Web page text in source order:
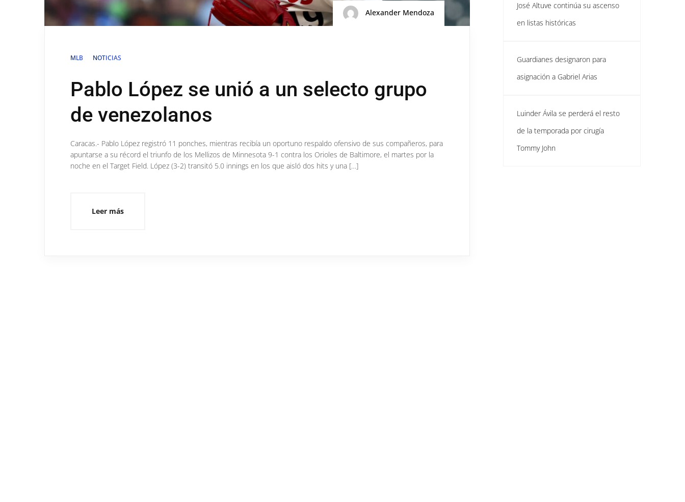
Alexander Mendoza
MLB NOTICIAS
Pablo López se unió a un selecto grupo
de venezolanos
Caracas.- Pablo López registró 11 ponches, mientras recibía un oportuno respaldo ofensivo de sus compañeros, para
apuntarse a su récord el triunfo de los Mellizos de Minnesota 9-1 contra los Orioles de Baltimore, el martes por la
noche en el Target Field. López (3-2) transitó 5.0 innings en los que aisló dos hits y una […]
Leer más
José Altuve continúa su ascenso
en listas históricas
Guardianes designaron para
asignación a Gabriel Arias
Luinder Ávila se perderá el resto
de la temporada por cirugía
Tommy John